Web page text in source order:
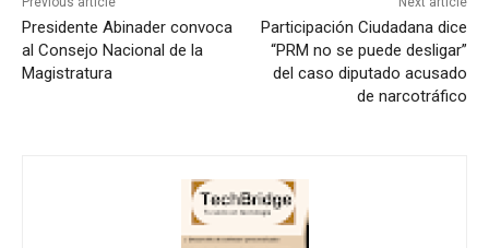
Presidente Abinader convoca
al Consejo Nacional de la
Magistratura
Participación Ciudadana dice
“PRM no se puede desligar”
del caso diputado acusado
de narcotráfico